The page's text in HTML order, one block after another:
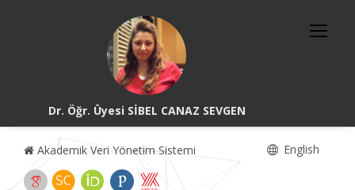
Dr. Öğr. Üyesi SİBEL CANAZ SEVGEN
Akademik Veri Yönetim Sistemi English